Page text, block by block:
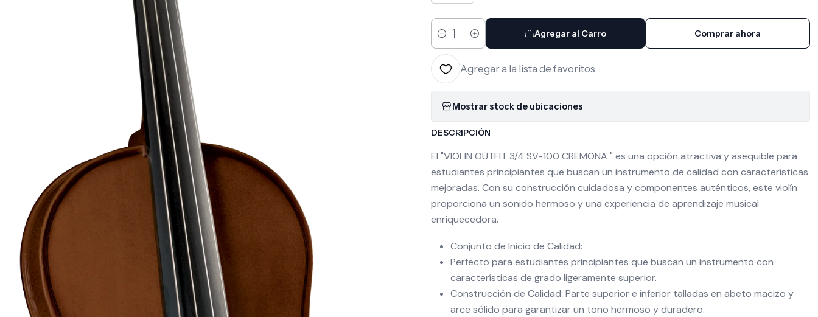
Cantidad
Agregar al Carro Comprar ahora
Agregar a la lista de favoritos
Mostrar stock de ubicaciones
DESCRIPCIÓN
El "VIOLIN OUTFIT 3/4 SV-100 CREMONA " es una opción atractiva y asequible para
estudiantes principiantes que buscan un instrumento de calidad con características
mejoradas. Con su construcción cuidadosa y componentes auténticos, este violín
proporciona un sonido hermoso y una experiencia de aprendizaje musical
enriquecedora.
Conjunto de Inicio de Calidad:
Perfecto para estudiantes principiantes que buscan un instrumento con
características de grado ligeramente superior.
Construcción de Calidad: Parte superior e inferior talladas en abeto macizo y
arce sólido para garantizar un tono hermoso y duradero.